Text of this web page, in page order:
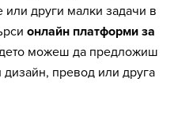
или други малки задачи в
онлайн платформи за
можеш да предложиш
превод или друга